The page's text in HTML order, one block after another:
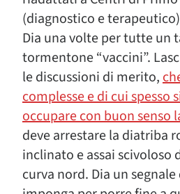
(diagnostico e
Dia una volte per tutte un
tormentone “vaccini”.
le discussioni di merito,
complesse e di cui spesso
occupare con buon senso
deve arrestare la diatriba
inclinato e assai scivoloso
curva nord. Dia un